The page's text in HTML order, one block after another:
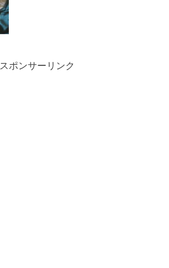
スポンサーリンク